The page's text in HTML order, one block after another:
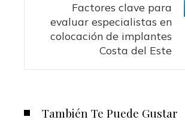
Factores clave para
evaluar especialistas en
colocación de implantes
Costa del Este
También Te Puede Gustar